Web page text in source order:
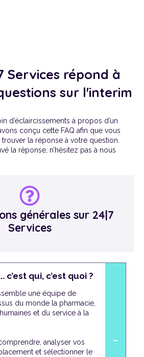
Services répond à
sur l'interim
d’éclaircissements à propos d’un
conçu cette FAQ afin que vous
la réponse à votre question.
la réponse, n’hésitez pas à nous
générales sur 24|7
Services
c’est qui, c’est quoi ?
une équipe de
du monde la pharmacie,
et du service à la
analyser vos
et sélectionner le